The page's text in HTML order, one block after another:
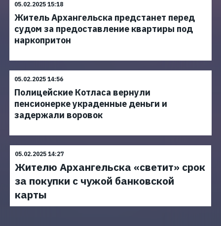
05.02.2025 15:18
Житель Архангельска предстанет перед
судом за предоставление квартиры под
наркопритон
05.02.2025 14:56
Полицейские Котласа вернули
пенсионерке украденные деньги и
задержали воровок
05.02.2025 14:27
Жителю Архангельска «светит» срок
за покупки с чужой банковской
карты